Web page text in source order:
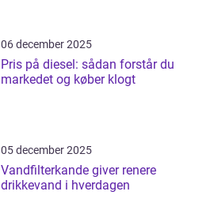
06 december 2025
Pris på diesel: sådan forstår du
markedet og køber klogt
05 december 2025
Vandfilterkande giver renere
drikkevand i hverdagen